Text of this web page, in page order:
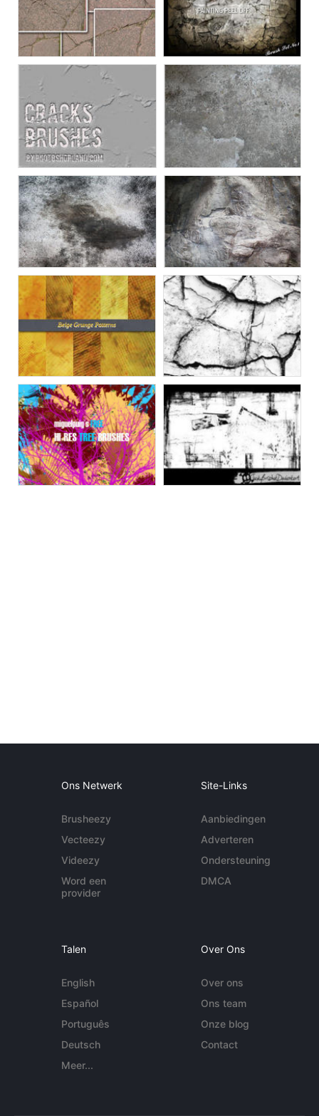
Ons Netwerk
Brusheezy
Vecteezy
Videezy
Word een
provider
Site-Links
Aanbiedingen
Adverteren
Ondersteuning
DMCA
Talen
English
Español
Português
Deutsch
Meer...
Over Ons
Over ons
Ons team
Onze blog
Contact